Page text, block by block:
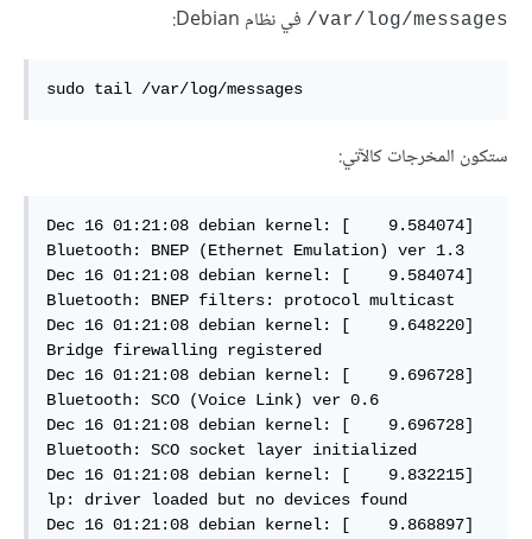
var/log/messages/ في نظام Debian:
sudo tail /var/log/messages
ستكون المخرجات كالآتي:
Dec 16 01:21:08 debian kernel: [    9.584074]
Bluetooth: BNEP (Ethernet Emulation) ver 1.3
Dec 16 01:21:08 debian kernel: [    9.584074]
Bluetooth: BNEP filters: protocol multicast
Dec 16 01:21:08 debian kernel: [    9.648220]
Bridge firewalling registered
Dec 16 01:21:08 debian kernel: [    9.696728]
Bluetooth: SCO (Voice Link) ver 0.6
Dec 16 01:21:08 debian kernel: [    9.696728]
Bluetooth: SCO socket layer initialized
Dec 16 01:21:08 debian kernel: [    9.832215]
lp: driver loaded but no devices found
Dec 16 01:21:08 debian kernel: [    9.868897]